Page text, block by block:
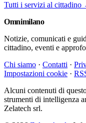
Tutti i servizi al cittadino
Omnimilano
Notizie, comunicati e
cittadino, eventi e
Chi siamo · Contatti ·
Impostazioni cookie ·
Alcuni contenuti di
strumenti di intelligenza
Zelatech srl.